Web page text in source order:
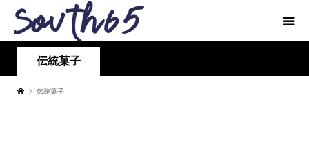
伝統菓子
伝統菓子